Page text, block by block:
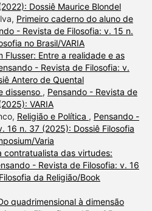
Dossiê Maurice Blondel
Primeiro caderno do aluno de
- Revista de Filosofia: v. 15 n.
no Brasil/VARIA
Flusser: Entre a realidade e as
- Revista de Filosofia: v.
Antero de Quental
dissenso , Pensando - Revista de
VARIA
Religião e Política , Pensando -
16 n. 37 (2025): Dossiê Filosofia
Varia
contratualista das virtudes:
- Revista de Filosofia: v. 16
da Religião/Book
quadrimensional à dimensão